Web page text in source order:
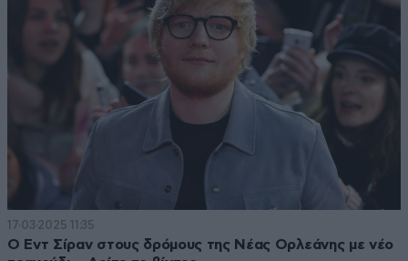
17·03·2025 11:35
Ο Εντ Σίραν στους δρόμους της Νέας Ορλεάνης με νέο